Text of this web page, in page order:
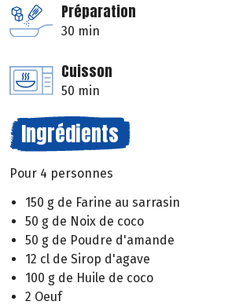
Préparation
30 min
Cuisson
50 min
Ingrédients
Pour 4 personnes
150 g de Farine au sarrasin
50 g de Noix de coco
50 g de Poudre d'amande
12 cl de Sirop d'agave
100 g de Huile de coco
2 Oeuf